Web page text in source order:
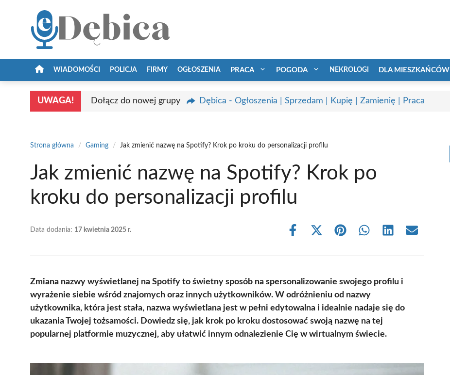
WIADOMOŚCI POLICJA FIRMY OGŁOSZENIA PRACA POGODA NEKROLOGI DLA MIESZKAŃCÓW
UWAGA! Dołącz do nowej grupy Dębica - Ogłoszenia | Sprzedam | Kupię | Zamienię | Praca
Strona główna / Gaming / Jak zmienić nazwę na Spotify? Krok po kroku do personalizacji profilu
Jak zmienić nazwę na Spotify? Krok po
kroku do personalizacji profilu
Data dodania: 17 kwietnia 2025 r.
Share
Share
(Twitter)
Share Share Share Share
Zmiana nazwy wyświetlanej na Spotify to świetny sposób na spersonalizowanie swojego profilu i
wyrażenie siebie wśród znajomych oraz innych użytkowników. W odróżnieniu od nazwy
użytkownika, która jest stała, nazwa wyświetlana jest w pełni edytowalna i idealnie nadaje się do
ukazania Twojej tożsamości. Dowiedz się, jak krok po kroku dostosować swoją nazwę na tej
popularnej platformie muzycznej, aby ułatwić innym odnalezienie Cię w wirtualnym świecie.